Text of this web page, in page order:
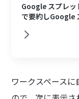
Google スプレ
で要約しGoogle
ワークスペース